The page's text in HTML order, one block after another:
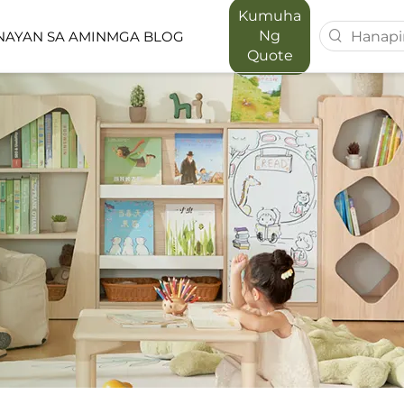
SERIES MAPORA SERIES
SA AMINMGA BLOG
Kumuha
Ng
Quote